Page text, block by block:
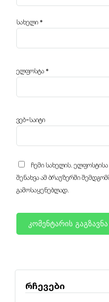
სახელი *
ელფოსტა *
ვებ-საიტი
ჩემი სახელის.
შენახვა ამ ბრაუზერში
გამოსაყენებლად.
რჩევები